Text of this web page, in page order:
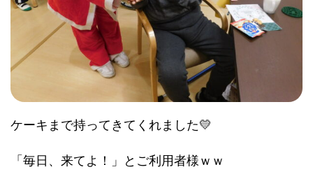
ケーキまで持ってきてくれました💛
「毎日、来てよ！」とご利用者様ｗｗ